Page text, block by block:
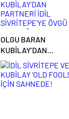
OLGU BARAN
KUBİLAY’DAN
PARTNERİ İDİL
SİVRİTEPE’YE ÖVGÜ
DOLU SÖZLER!